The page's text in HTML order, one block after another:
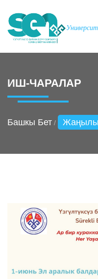
ИШ-ЧАРАЛАР
Башкы Бет